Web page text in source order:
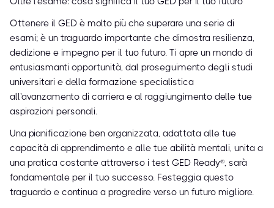
Ottenere il GED è molto più che superare una serie di
esami; è un traguardo importante che dimostra resilienza,
dedizione e impegno per il tuo futuro. Ti apre un mondo di
entusiasmanti opportunità, dal proseguimento degli studi
universitari e della formazione specialistica
all'avanzamento di carriera e al raggiungimento delle tue
aspirazioni personali.
Una pianificazione ben organizzata, adattata alle tue
capacità di apprendimento e alle tue abilità mentali, unita a
una pratica costante attraverso i test GED Ready®, sarà
fondamentale per il tuo successo. Festeggia questo
traguardo e continua a progredire verso un futuro migliore.